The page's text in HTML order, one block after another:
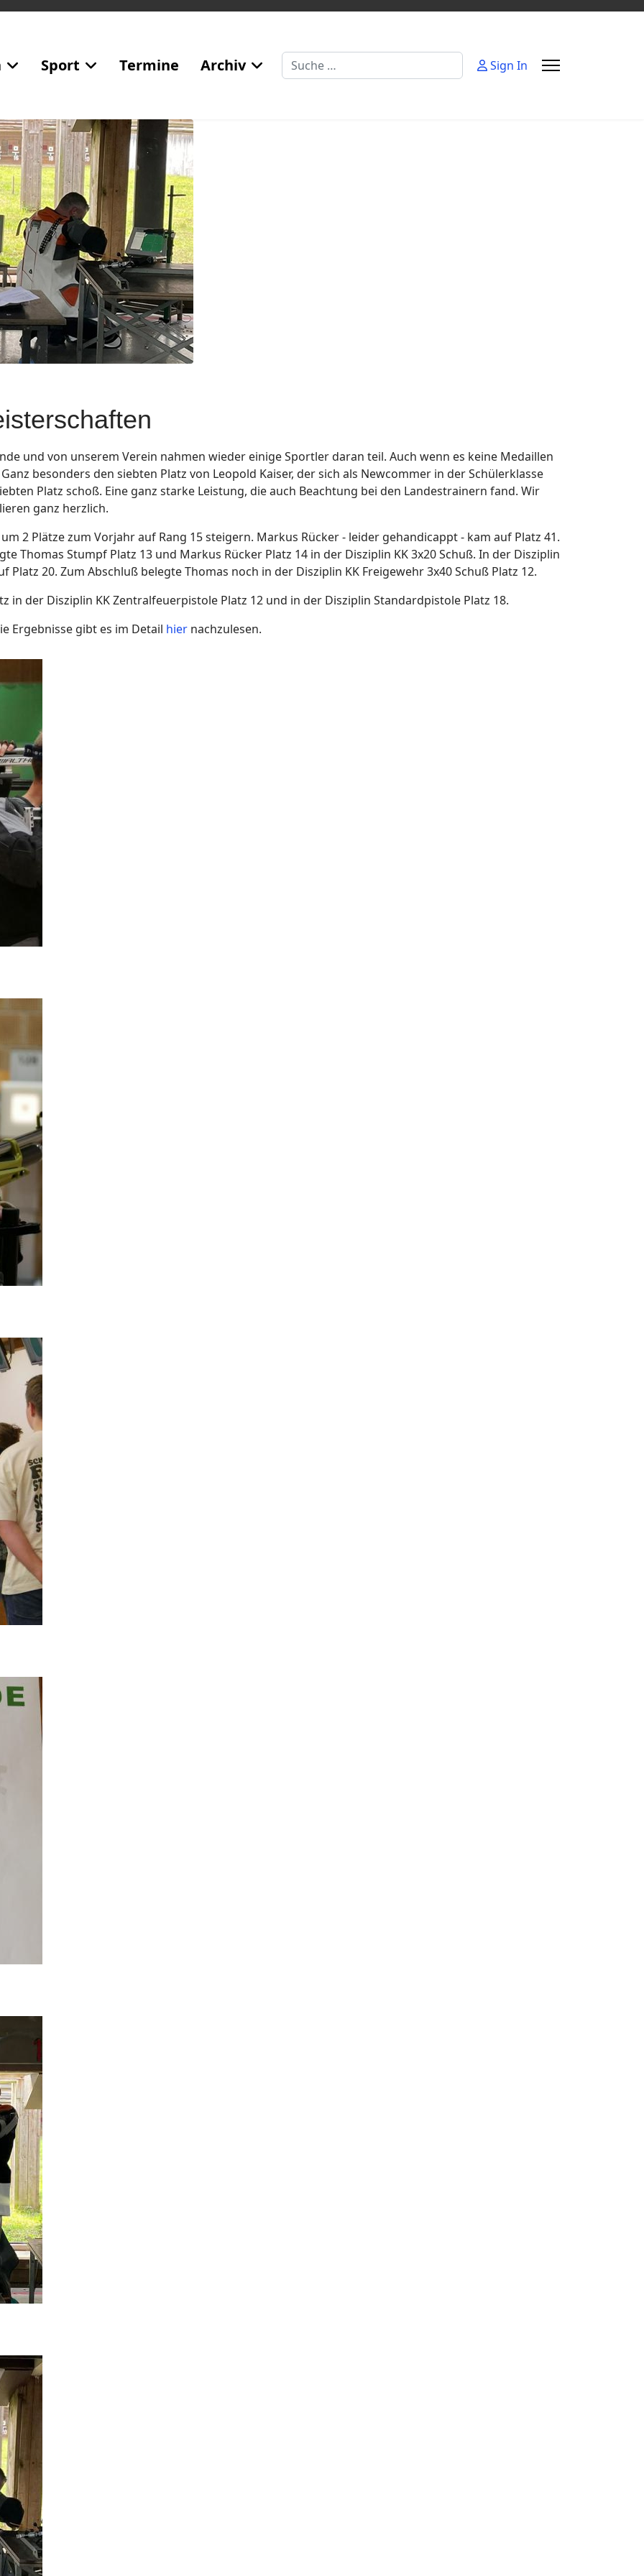
Sport Termine Archiv Suchen Sign In
und von unserem Verein nahmen wieder einige Sportler daran teil. Auch wenn es keine Medaillen
besonders den siebten Platz von Leopold Kaiser, der sich als Newcommer in der Schülerklasse
Platz schoß. Eine ganz starke Leistung, die auch Beachtung bei den Landestrainern fand. Wir
ganz herzlich.
2 Plätze zum Vorjahr auf Rang 15 steigern. Markus Rücker - leider gehandicappt - kam auf Platz 41.
Thomas Stumpf Platz 13 und Markus Rücker Platz 14 in der Disziplin KK 3x20 Schuß. In der Disziplin
Platz 20. Zum Abschluß belegte Thomas noch in der Disziplin KK Freigewehr 3x40 Schuß Platz 12.
in der Disziplin KK Zentralfeuerpistole Platz 12 und in der Disziplin Standardpistole Platz 18.
Ergebnisse gibt es im Detail hier nachzulesen.